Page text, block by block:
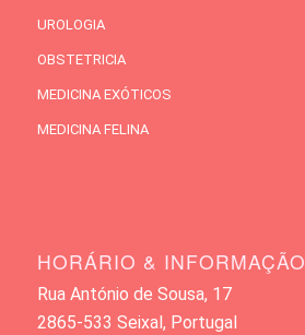
UROLOGIA
OBSTETRICIA
MEDICINA EXÓTICOS
MEDICINA FELINA
HORÁRIO & INFORMAÇÃO
Rua António de Sousa, 17
2865-533 Seixal, Portugal